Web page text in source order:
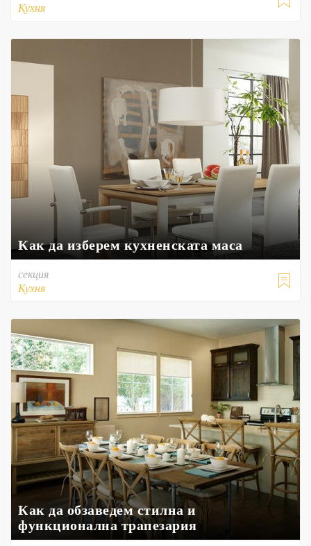
Кухня
Как да изберем кухненската маса

секция
Кухня
Как да обзаведем стилна и
функционална трапезария